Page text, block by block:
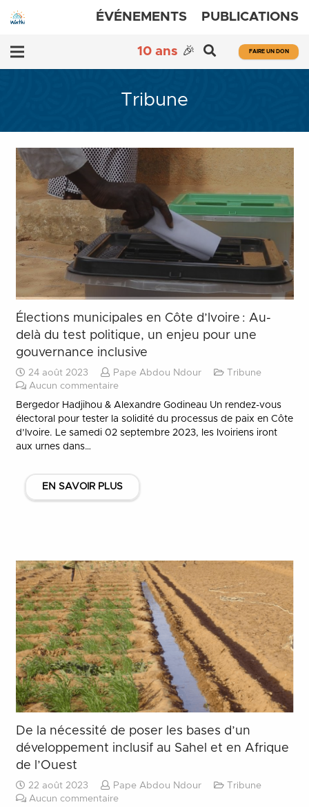
ÉVÉNEMENTS PUBLICATIONS
10 ans 🎉 FAIRE UN DON
Tribune
Élections municipales en Côte d’Ivoire : Au-
delà du test politique, un enjeu pour une
gouvernance inclusive
24 août 2023 Pape Abdou Ndour
Tribune
Aucun commentaire
Bergedor Hadjihou & Alexandre Godineau Un rendez-vous
électoral pour tester la solidité du processus de paix en Côte
d’Ivoire. Le samedi 02 septembre 2023, les Ivoiriens iront
aux urnes dans…
EN SAVOIR PLUS
De la nécessité de poser les bases d’un
développement inclusif au Sahel et en Afrique
de l’Ouest
22 août 2023 Pape Abdou Ndour
Tribune
Aucun commentaire